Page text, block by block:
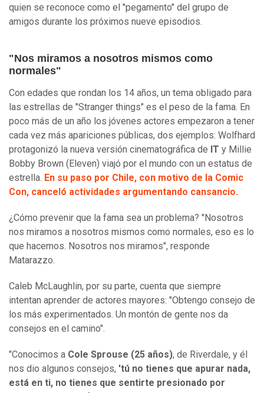
quien se reconoce como el "pegamento" del grupo de
amigos durante los próximos nueve episodios.
"Nos miramos a nosotros mismos como
normales"
Con edades que rondan los 14 años, un tema obligado para
las estrellas de "Stranger things" es el peso de la fama. En
poco más de un año los jóvenes actores empezaron a tener
cada vez más apariciones públicas, dos ejemplos: Wolfhard
protagonizó la nueva versión cinematográfica de IT y Millie
Bobby Brown (Eleven) viajó por el mundo con un estatus de
estrella. En su paso por Chile, con motivo de la Comic
Con, canceló actividades argumentando cansancio.
¿Cómo prevenir que la fama sea un problema? "Nosotros
nos miramos a nosotros mismos como normales, eso es lo
que hacemos. Nosotros nos miramos", responde
Matarazzo.
Caleb McLaughlin, por su parte, cuenta que siempre
intentan aprender de actores mayores: "Obtengo consejo de
los más experimentados. Un montón de gente nos da
consejos en el camino".
"Conocimos a Cole Sprouse (25 años), de Riverdale, y él
nos dio algunos consejos, 'tú no tienes que apurar nada,
está en ti, no tienes que sentirte presionado por